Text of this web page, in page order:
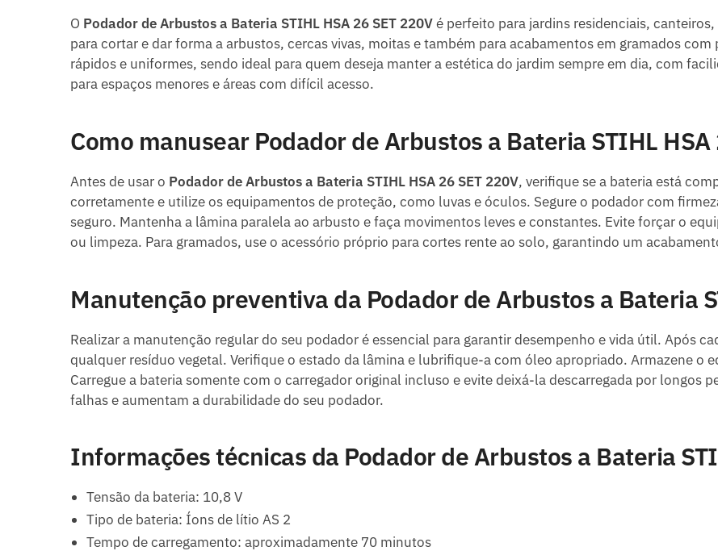
O Podador de Arbustos a Bateria STIHL HSA 26 SET 220Vé perfeito para jardins residenciais,
para cortar e dar forma a arbustos, cercas vivas, moitas e também para acabamentos em gramados
rápidos e uniformes, sendo ideal para quem deseja manter a estética do jardim sempre em dia, com
para espaços menores e áreas com difícil acesso.
Como manusear Podador de Arbustos a Bateria STIHL HSA
Antes de usar o Podador de Arbustos a Bateria STIHL HSA 26 SET 220V, verifique se a bateria está
corretamente e utilize os equipamentos de proteção, como luvas e óculos. Segure o podador com
seguro. Mantenha a lâmina paralela ao arbusto e faça movimentos leves e constantes. Evite forçar o
ou limpeza. Para gramados, use o acessório próprio para cortes rente ao solo, garantindo um
Manutenção preventiva da Podador de Arbustos a Bateria
Realizar a manutenção regular do seu podador é essencial para garantir desempenho e vida útil. Após
qualquer resíduo vegetal. Verifique o estado da lâmina e lubrifique-a com óleo apropriado. Armazene o
Carregue a bateria somente com o carregador original incluso e evite deixá-la descarregada por longos
falhas e aumentam a durabilidade do seu podador.
Informações técnicas da Podador de Arbustos a Bateria
Tensão da bateria: 10,8 V
Tipo de bateria: Íons de lítio AS 2
Tempo de carregamento: aproximadamente 70 minutos